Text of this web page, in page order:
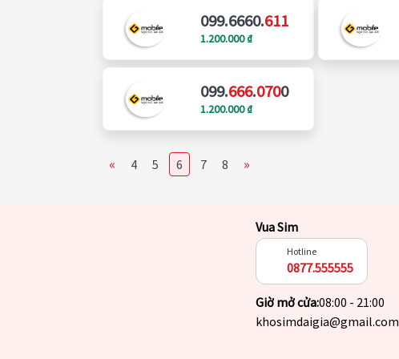
099.6660.611
1.200.000 ₫
099.666.0700
1.200.000 ₫
« 4 5 6 7 8 »
Vua Sim
Hotline
0877.555555
Giờ mở cửa:08:00 - 21:00
khosimdaigia@gmail.com